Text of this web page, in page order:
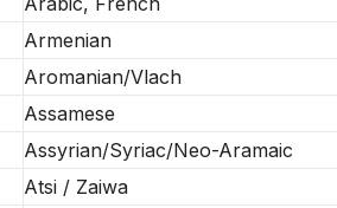
Armenian
Aromanian/Vlach
Assamese
Assyrian/Syriac/Neo-Aramaic
Atsi / Zaiwa